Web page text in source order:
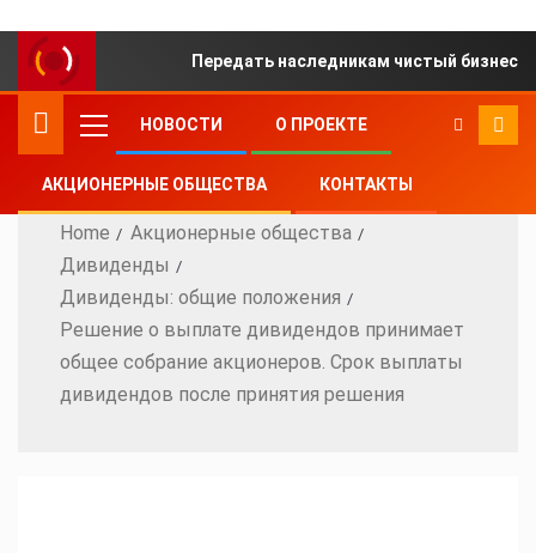
Передать наследникам чистый бизнес
НОВОСТИ О ПРОЕКТЕ
АКЦИОНЕРНЫЕ ОБЩЕСТВА КОНТАКТЫ
Home
Акционерные общества
Дивиденды
Дивиденды: общие положения
Решение о выплате дивидендов принимает
общее собрание акционеров. Срок выплаты
дивидендов после принятия решения